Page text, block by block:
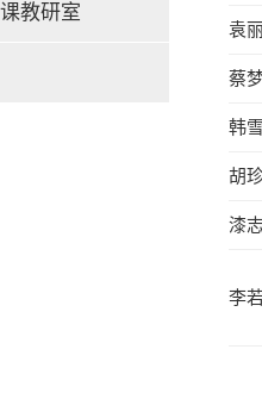
教研室
袁
蔡
韩
胡
漆
李